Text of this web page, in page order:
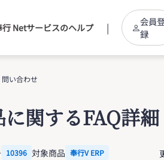
行 Netサービスのヘルプ |
会員
録
問い合わせ
に関するFAQ詳細
10396 対象商品 奉行V ERP